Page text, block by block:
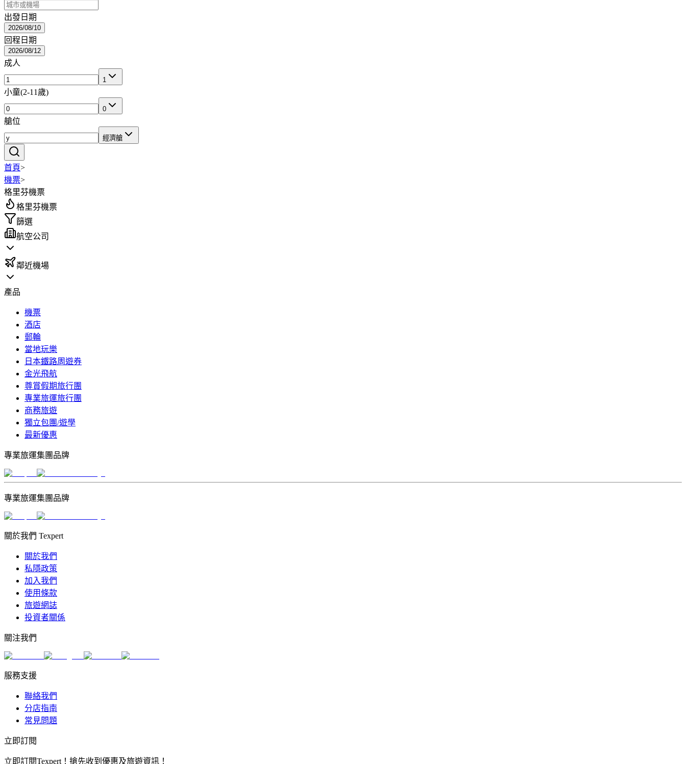
出發日期
2026/08/10
回程日期
2026/08/12
成人
1
小童(2-11歲)
0
艙位
經濟艙
首頁>
機票>
格里芬機票
格里芬機票
篩選
航空公司
鄰近機場
產品
機票
酒店
郵輪
當地玩樂
日本鐵路周遊券
金光飛航
尊賞假期旅行團
專業旅運旅行團
商務旅遊
獨立包團/遊學
最新優惠
專業旅運集團品牌
專業旅運集團品牌
關於我們 Texpert
關於我們
私隱政策
加入我們
使用條款
旅遊網誌
投資者關係
關注我們
服務支援
聯絡我們
分店指南
常見問題
立即訂閱
立即訂閱Texpert！搶先收到優惠及旅遊資訊！